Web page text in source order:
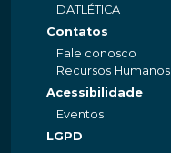
DATLÉTICA
Contatos
Fale conosco
Recursos Humanos
Acessibilidade
Eventos
LGPD